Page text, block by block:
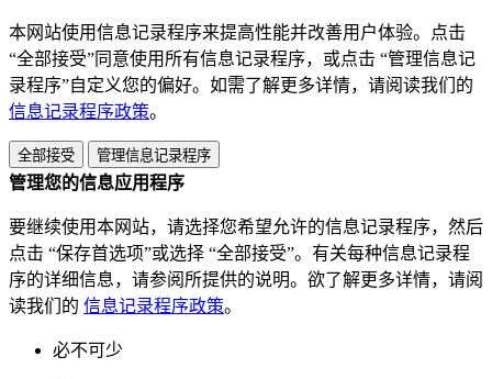
本网站使用信息记录程序来提高性能并改善用户体验。点击
“全部接受”同意使用所有信息记录程序，或点击 “管理信息记
录程序”自定义您的偏好。如需了解更多详情，请阅读我们的
信息记录程序政策。
全部接受 管理信息记录程序
管理您的信息应用程序
要继续使用本网站，请选择您希望允许的信息记录程序，然后
点击 “保存首选项”或选择 “全部接受”。有关每种信息记录程
序的详细信息，请参阅所提供的说明。欲了解更多详情，请阅
读我们的 信息记录程序政策。
必不可少